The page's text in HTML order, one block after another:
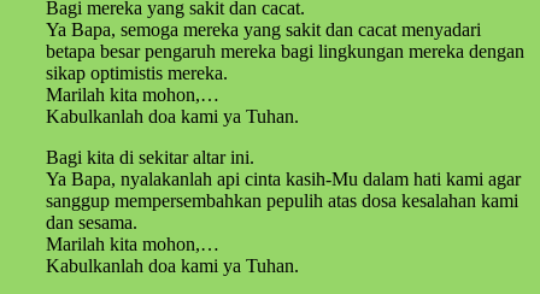
Bagi mereka yang sakit dan cacat.
Ya Bapa, semoga mereka yang sakit dan cacat menyadari
betapa besar pengaruh mereka bagi lingkungan mereka dengan
sikap optimistis mereka.
Marilah kita mohon,…
Kabulkanlah doa kami ya Tuhan.
Bagi kita di sekitar altar ini.
Ya Bapa, nyalakanlah api cinta kasih-Mu dalam hati kami agar
sanggup mempersembahkan pepulih atas dosa kesalahan kami
dan sesama.
Marilah kita mohon,…
Kabulkanlah doa kami ya Tuhan.